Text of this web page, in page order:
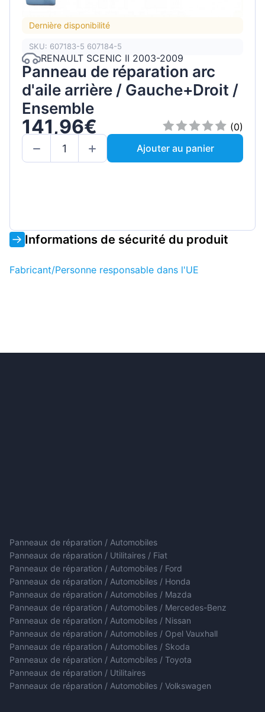
Dernière disponibilité
SKU: 607183-5 607184-5
RENAULT SCENIC II 2003-2009
Panneau de réparation arc
d'aile arrière / Gauche+Droit /
Ensemble
141,96€
(0)
Ajouter au panier
Informations de sécurité du produit
Fabricant/Personne responsable dans l'UE
Panneaux de réparation / Automobiles
Panneaux de réparation / Utilitaires / Fiat
Panneaux de réparation / Automobiles / Ford
Panneaux de réparation / Automobiles / Honda
Panneaux de réparation / Automobiles / Mazda
Panneaux de réparation / Automobiles / Mercedes-Benz
Panneaux de réparation / Automobiles / Nissan
Panneaux de réparation / Automobiles / Opel Vauxhall
Panneaux de réparation / Automobiles / Skoda
Panneaux de réparation / Automobiles / Toyota
Panneaux de réparation / Utilitaires
Panneaux de réparation / Automobiles / Volkswagen